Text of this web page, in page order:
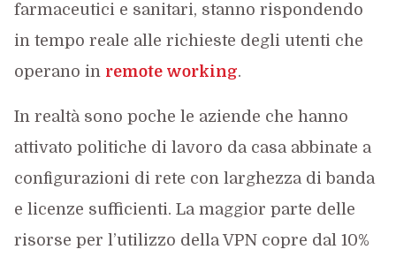
farmaceutici e sanitari, stanno rispondendo
in tempo reale alle richieste degli utenti che
operano in remote working.
In realtà sono poche le aziende che hanno
attivato politiche di lavoro da casa abbinate a
configurazioni di rete con larghezza di banda
e licenze sufficienti. La maggior parte delle
risorse per l’utilizzo della VPN copre dal 10%